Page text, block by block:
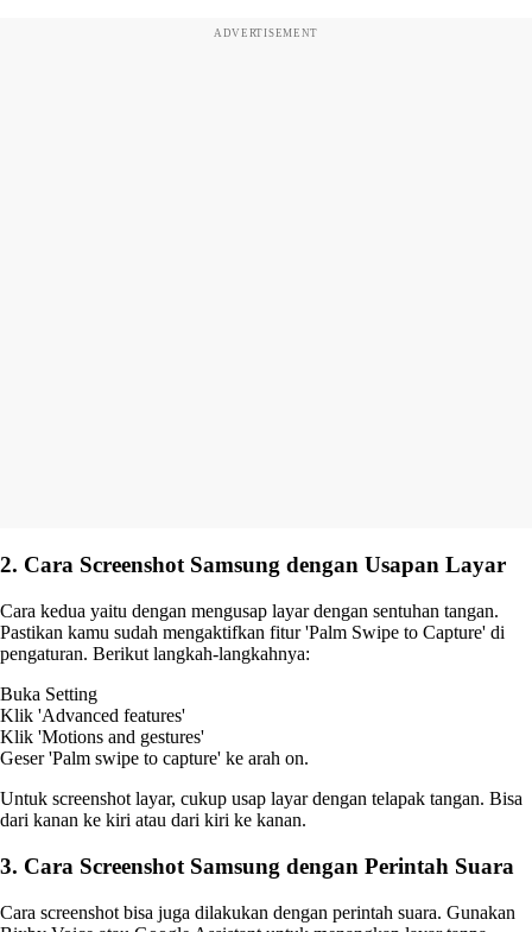
ADVERTISEMENT
2. Cara Screenshot Samsung dengan Usapan Layar
Cara kedua yaitu dengan mengusap layar dengan sentuhan tangan.
Pastikan kamu sudah mengaktifkan fitur 'Palm Swipe to Capture' di
pengaturan. Berikut langkah-langkahnya:
Buka Setting
Klik 'Advanced features'
Klik 'Motions and gestures'
Geser 'Palm swipe to capture' ke arah on.
Untuk screenshot layar, cukup usap layar dengan telapak tangan. Bisa
dari kanan ke kiri atau dari kiri ke kanan.
3. Cara Screenshot Samsung dengan Perintah Suara
Cara screenshot bisa juga dilakukan dengan perintah suara. Gunakan